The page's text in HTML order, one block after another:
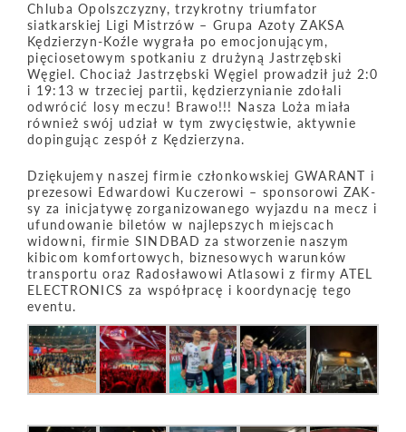
Chluba Opolszczyzny, trzykrotny triumfator
siatkarskiej Ligi Mistrzów – Grupa Azoty ZAKSA
Kędzierzyn-Koźle wygrała po emocjonującym,
pięciosetowym spotkaniu z drużyną Jastrzębski
Węgiel. Chociaż Jastrzębski Węgiel prowadził już 2:0
i 19:13 w trzeciej partii, kędzierzynianie zdołali
odwrócić losy meczu! Brawo!!! Nasza Loża miała
również swój udział w tym zwycięstwie, aktywnie
dopingując zespół z Kędzierzyna.
Dziękujemy naszej firmie członkowskiej GWARANT i
prezesowi Edwardowi Kuczerowi – sponsorowi ZAK-
sy za inicjatywę zorganizowanego wyjazdu na mecz i
ufundowanie biletów w najlepszych miejscach
widowni, firmie SINDBAD za stworzenie naszym
kibicom komfortowych, biznesowych warunków
transportu oraz Radosławowi Atlasowi z firmy ATEL
ELECTRONICS za współpracę i koordynację tego
eventu.